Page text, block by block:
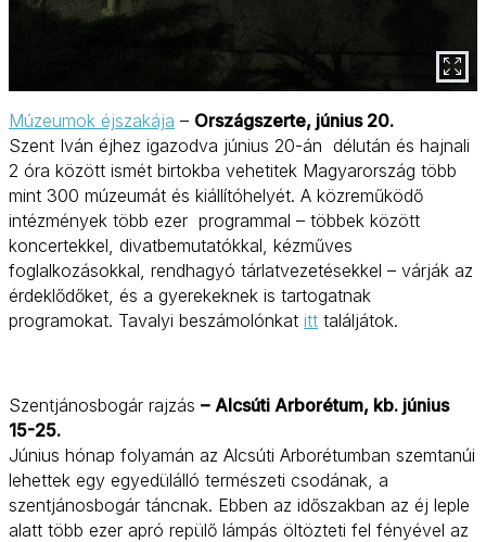
Múzeumok éjszakája – Országszerte, június 20.
Szent Iván éjhez igazodva június 20-án délután és hajnali
2 óra között ismét birtokba vehetitek Magyarország több
mint 300 múzeumát és kiállítóhelyét. A közreműködő
intézmények több ezer programmal – többek között
koncertekkel, divatbemutatókkal, kézműves
foglalkozásokkal, rendhagyó tárlatvezetésekkel – várják az
érdeklődőket, és a gyerekeknek is tartogatnak
programokat. Tavalyi beszámolónkat itt találjátok.
Szentjánosbogár rajzás – Alcsúti Arborétum, kb. június
15-25.
Június hónap folyamán az Alcsúti Arborétumban szemtanúi
lehettek egy egyedülálló természeti csodának, a
szentjánosbogár táncnak. Ebben az időszakban az éj leple
alatt több ezer apró repülő lámpás öltözteti fel fényével az